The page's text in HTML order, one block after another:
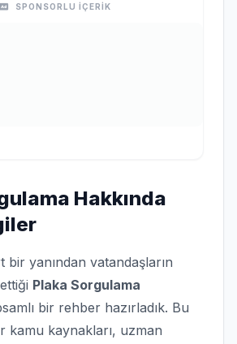
SPONSORLU İÇERİK
Hakkında
yanından vatandaşların
Plaka Sorgulama
bir rehber hazırladık. Bu
kamu kaynakları, uzman